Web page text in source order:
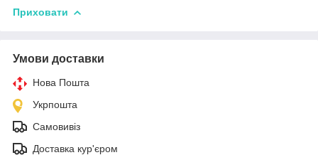
Приховати
Умови доставки
Нова Пошта
Укрпошта
Самовивіз
Доставка кур'єром